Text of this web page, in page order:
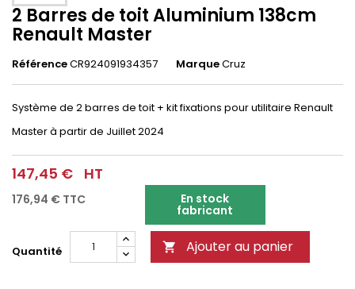
2 Barres de toit Aluminium 138cm
Renault Master
RéférenceCR924091934357 MarqueCruz
Système de 2 barres de toit + kit fixations pour utilitaire Renault
Masterà partir de Juillet 2024
147,45 € HT
176,94 € TTC En stock
fabricant
Quantité  Ajouter au panier